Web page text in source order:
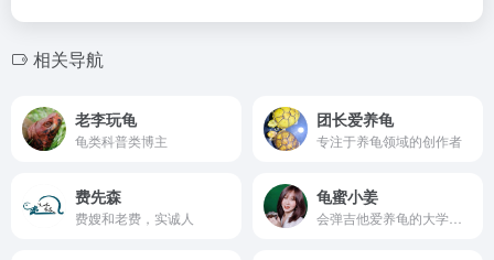
相关导航
老李玩龟
龟类科普类博主
团长爱养龟
专注于养龟领域的创作者
费先森
费嫂和老费，实诚人
龟蜜小姜